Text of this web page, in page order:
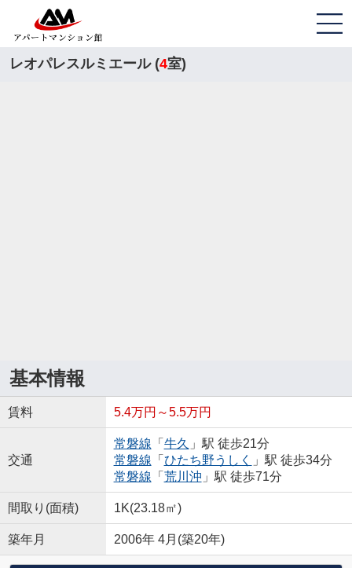
レオパレスルミエール (4室)
基本情報
賃料 5.4万円～5.5万円
交通
常磐線 「 牛久 」駅 徒歩21分
常磐線 「 ひたち野うしく
」駅 徒歩34分
常磐線 「 荒川沖 」駅 徒歩71分
間取り(面積) 1K(23.18㎡)
築年月 2006年 4月(築20年)